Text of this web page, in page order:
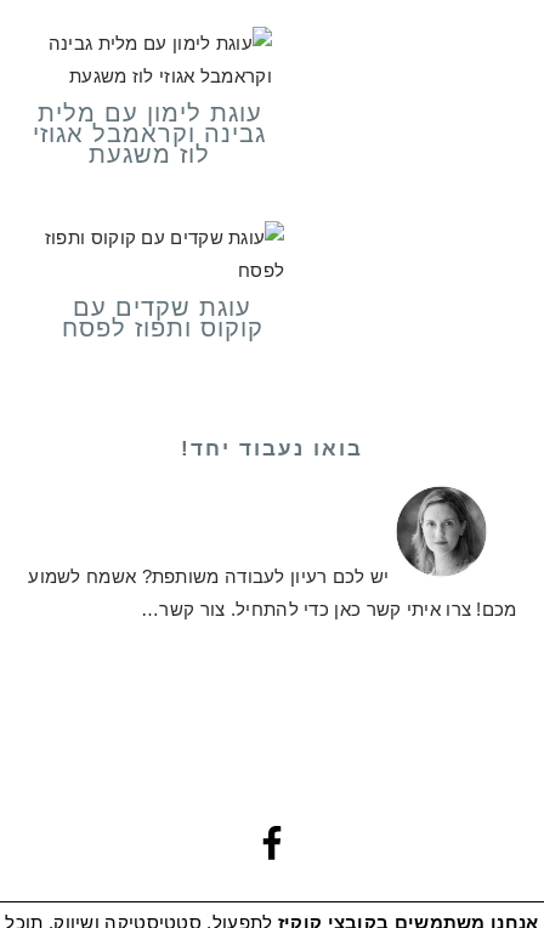
עוגת לימון עם מלית
גבינה וקראמבל אגוזי
לוז משגעת
עוגת שקדים עם
קוקוס ותפוז לפסח
בואו נעבוד יחד!
יש לכם רעיון לעבודה משותפת? אשמח לשמוע
מכם! צרו איתי קשר כאן כדי להתחיל. צור קשר…
אנחנו משתמשים בקובצי קוקיז לתפעול, סטטיסטיקה ושיווק. תוכל